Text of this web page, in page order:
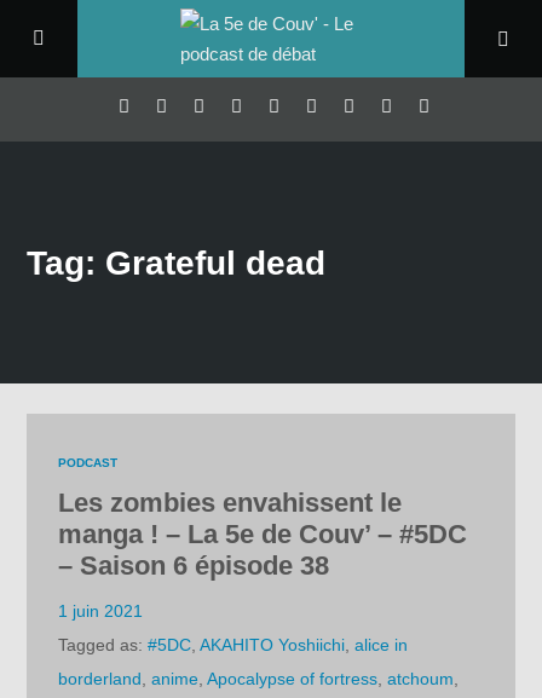
Tag: Grateful dead
PODCAST
Les zombies envahissent le
manga ! – La 5e de Couv’ – #5DC
– Saison 6 épisode 38
1 juin 2021
Tagged as:#5DC ,AKAHITO Yoshiichi ,alice in
borderland ,anime ,Apocalypse of fortress ,atchoum